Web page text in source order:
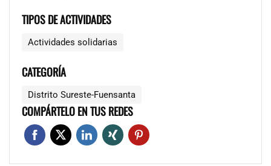
TIPOS DE ACTIVIDADES
Actividades solidarias
CATEGORÍA
Distrito Sureste-Fuensanta
COMPÁRTELO EN TUS REDES